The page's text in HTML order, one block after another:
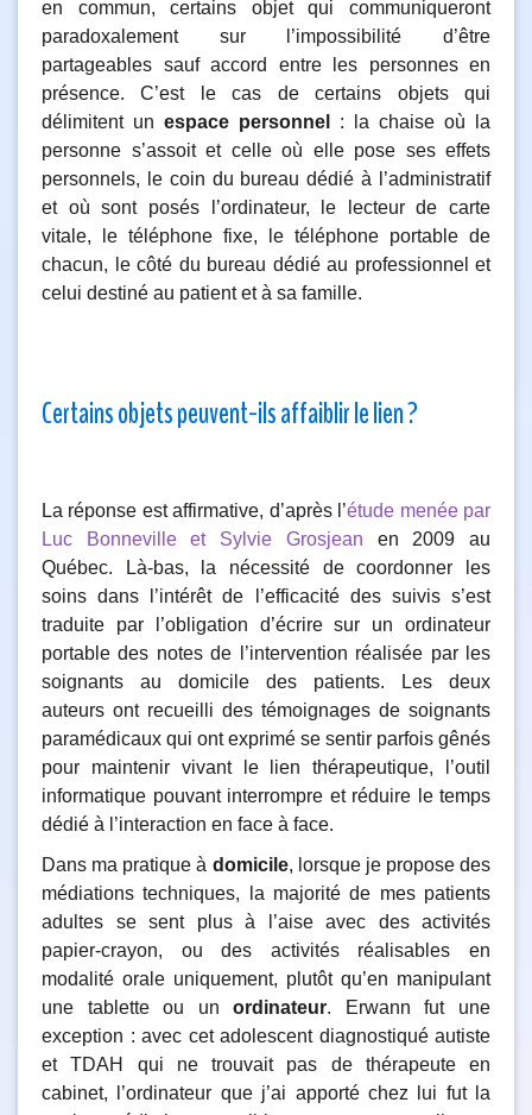
en commun, certains objet qui communiqueront
paradoxalement sur l’impossibilité d’être
partageables sauf accord entre les personnes en
présence. C’est le cas de certains objets qui
délimitent un espace personnel
: la chaise où la
personne s’assoit et celle où elle pose ses effets
personnels, le coin du bureau dédié à l’administratif
et où sont posés l’ordinateur, le lecteur de carte
vitale, le téléphone fixe, le téléphone portable de
chacun, le côté du bureau dédié au professionnel et
celui destiné au patient et à sa famille.
Certains objets peuvent-ils affaiblir le lien ?
La réponse est affirmative, d’après l’étude menée par
Luc Bonneville et Sylvie Grosjean en 2009 au
Québec. Là-bas, la nécessité de coordonner les
soins dans l’intérêt de l’efficacité des suivis s’est
traduite par l’obligation d’écrire sur un ordinateur
portable des notes de l’intervention réalisée par les
soignants au domicile des patients. Les deux
auteurs ont recueilli des témoignages de soignants
paramédicaux qui ont exprimé se sentir parfois gênés
pour maintenir vivant le lien thérapeutique, l’outil
informatique pouvant interrompre et réduire le temps
dédié à l’interaction en face à face.
Dans ma pratique à domicile, lorsque je propose des
médiations techniques, la majorité de mes patients
adultes se sent plus à l’aise avec des activités
papier-crayon, ou des activités réalisables en
modalité orale uniquement, plutôt qu’en manipulant
une tablette ou unordinateur. Erwann fut une
exception : avec cet adolescent diagnostiqué autiste
et TDAH qui ne trouvait pas de thérapeute en
cabinet, l’ordinateur que j’ai apporté chez lui fut la